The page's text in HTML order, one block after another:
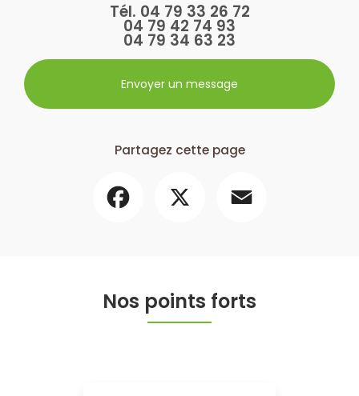
Tél. 04 79 33 26 72
04 79 42 74 93
04 79 34 63 23
Envoyer un message
Partagez cette page
Nos points forts